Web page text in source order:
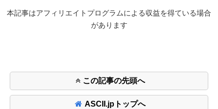
本記事はアフィリエイトプログラムによる収益を得ている場合
があります
この記事の先頭へ
ASCII.jpトップへ